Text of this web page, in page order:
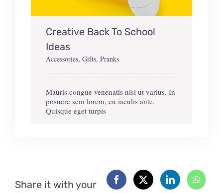
Creative Back To School
Ideas
Accessories,Gifts,Pranks
Mauris congue venenatis nisl ut varius. In
posuere sem lorem, eu iaculis ante.
Quisque eget turpis
Share it with your